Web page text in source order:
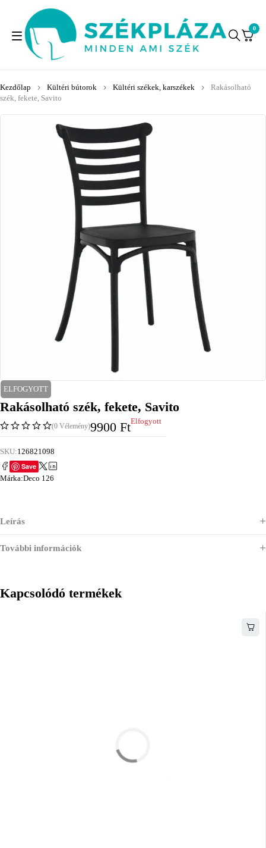
0
Kezdőlap Kültéri bútorok Kültéri székek, karszékek
Rakásolható
szék, fekete, Savito
ELFOGYOTT
Rakásolható szék, fekete, Savito
(0 Vélemény)9900 FtElfogyott
SKU:126821098
Save
Márka:Deco 126
Leírás
További információk
Kapcsolódó termékek